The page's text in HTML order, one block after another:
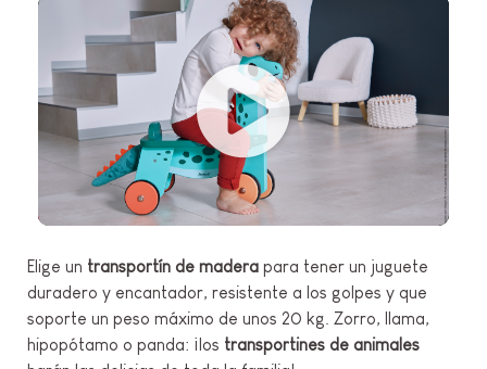
Elige un transportín de madera para tener un juguete
duradero y encantador, resistente a los golpes y que
soporte un peso máximo de unos 20 kg. Zorro, llama,
hipopótamo o panda: ¡los transportines de animales